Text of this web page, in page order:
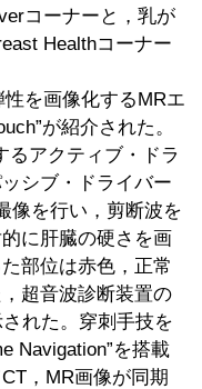
コーナーと，乳が
Healthコーナー
を画像化するMRエ
が紹介された。
るアクティブ・ドラ
シブ・ドライバー
像を行い，剪断波を
に肝臓の硬さを画
部位は赤色，正常
超音波診断装置の
された。穿刺手技を
Navigation”を搭載
，MR画像が同期